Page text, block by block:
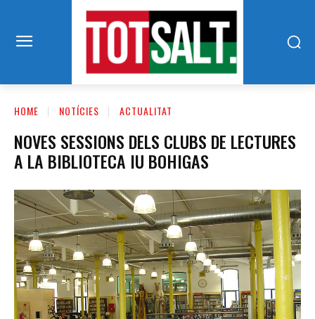
HOME NOTÍCIES ACTUALITAT
NOVES SESSIONS DELS CLUBS DE LECTURES
A LA BIBLIOTECA IU BOHIGAS